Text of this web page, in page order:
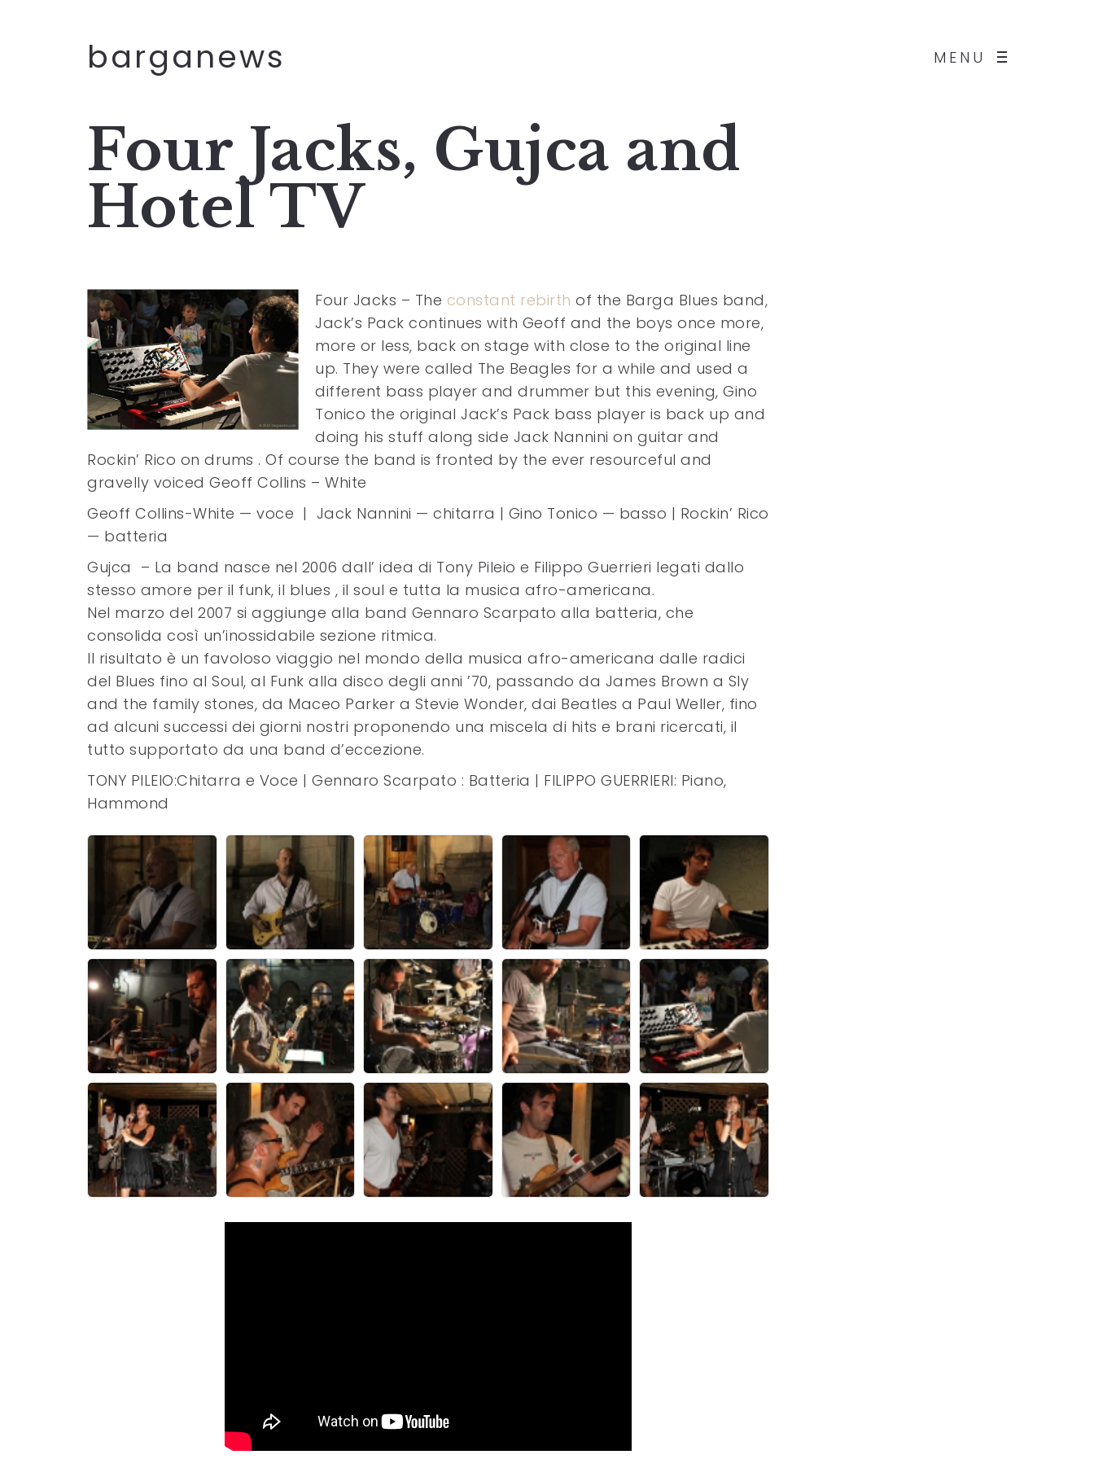
MENU
barganews
Four Jacks, Gujca and
Hotel TV
Four Jacks – The constant rebirth of the Barga Blues band,
Jack’s Pack continues with Geoff and the boys once more,
more or less, back on stage with close to the original line
up. They were called The Beagles for a while and used a
different bass player and drummer but this evening, Gino
Tonico the original Jack’s Pack bass player is back up and
doing his stuff along side Jack Nannini on guitar and
Rockin’ Rico on drums . Of course the band is fronted by the ever resourceful and
gravelly voiced Geoff Collins – White
Geoff Collins-White — voce | Jack Nannini — chitarra | Gino Tonico — basso | Rockin’ Rico
— batteria
Gujca – La band nasce nel 2006 dall’ idea di Tony Pileio e Filippo Guerrieri legati dallo
stesso amore per il funk, il blues , il soul e tutta la musica afro-americana.
Nel marzo del 2007 si aggiunge alla band Gennaro Scarpato alla batteria, che
consolida così un’inossidabile sezione ritmica.
Il risultato è un favoloso viaggio nel mondo della musica afro-americana dalle radici
del Blues fino al Soul, al Funk alla disco degli anni ’70, passando da James Brown a Sly
and the family stones, da Maceo Parker a Stevie Wonder, dai Beatles a Paul Weller, fino
ad alcuni successi dei giorni nostri proponendo una miscela di hits e brani ricercati, il
tutto supportato da una band d’eccezione.
TONY PILEIO:Chitarra e Voce | Gennaro Scarpato : Batteria | FILIPPO GUERRIERI: Piano,
Hammond